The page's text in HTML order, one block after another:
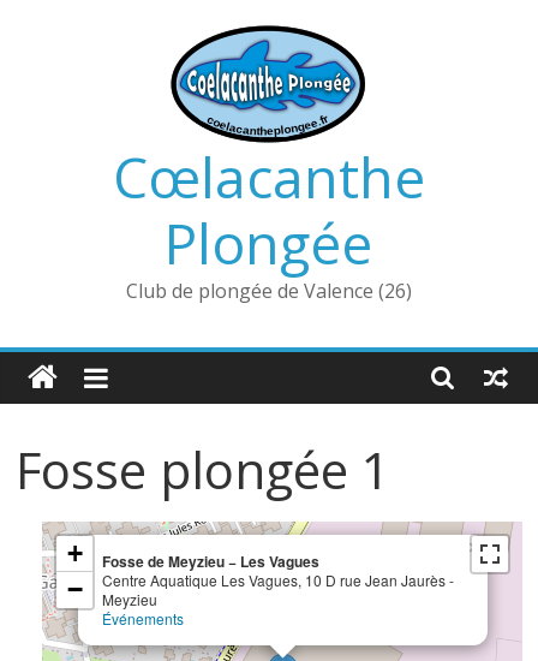
Cœlacanthe
Plongée
Club de plongée de Valence (26)
Fosse plongée 1
Fosse de Meyzieu − Les Vagues
Centre Aquatique Les Vagues, 10 D rue Jean Jaurès -
Meyzieu
Événements
×
+
−